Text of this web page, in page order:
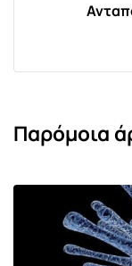
Παρόμοια